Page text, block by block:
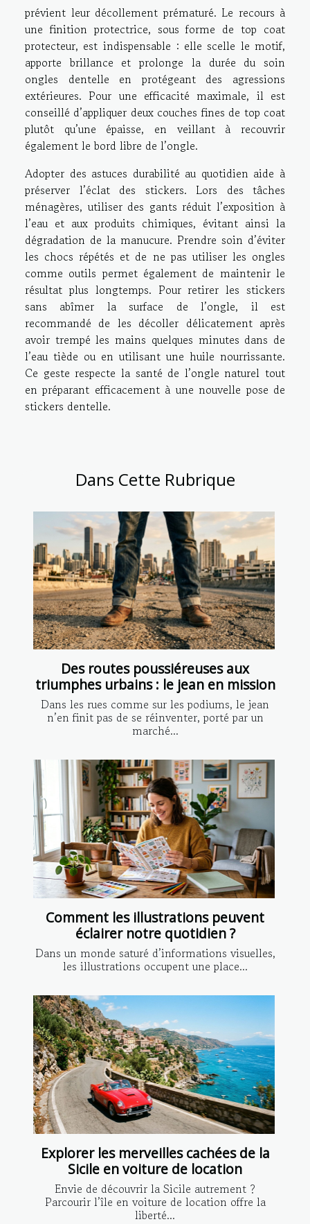
prévient leur décollement prématuré. Le recours à
une finition protectrice, sous forme de top coat
protecteur, est indispensable : elle scelle le motif,
apporte brillance et prolonge la durée du soin
ongles dentelle en protégeant des agressions
extérieures. Pour une efficacité maximale, il est
conseillé d’appliquer deux couches fines de top coat
plutôt qu’une épaisse, en veillant à recouvrir
également le bord libre de l’ongle.
Adopter des astuces durabilité au quotidien aide à
préserver l’éclat des stickers. Lors des tâches
ménagères, utiliser des gants réduit l’exposition à
l’eau et aux produits chimiques, évitant ainsi la
dégradation de la manucure. Prendre soin d’éviter
les chocs répétés et de ne pas utiliser les ongles
comme outils permet également de maintenir le
résultat plus longtemps. Pour retirer les stickers
sans abîmer la surface de l’ongle, il est
recommandé de les décoller délicatement après
avoir trempé les mains quelques minutes dans de
l’eau tiède ou en utilisant une huile nourrissante.
Ce geste respecte la santé de l’ongle naturel tout
en préparant efficacement à une nouvelle pose de
stickers dentelle.
Dans Cette Rubrique
Des routes poussiéreuses aux
triumphes urbains : le jean en mission
Dans les rues comme sur les podiums, le jean
n’en finit pas de se réinventer, porté par un
marché...
Comment les illustrations peuvent
éclairer notre quotidien ?
Dans un monde saturé d’informations visuelles,
les illustrations occupent une place...
Explorer les merveilles cachées de la
Sicile en voiture de location
Envie de découvrir la Sicile autrement ?
Parcourir l’île en voiture de location offre la
liberté...